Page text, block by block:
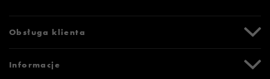
Obsługa klienta
Zwroty i reklamacje
Informacje